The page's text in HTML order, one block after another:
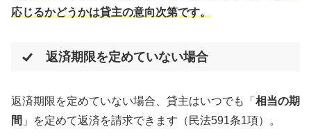
応じるかどうかは貸主の意向次第です。
返済期限を定めていない場合
返済期限を定めていない場合、貸主はいつでも「 相当の期
間 」を定めて返済を請求できます（民法591条1項）。